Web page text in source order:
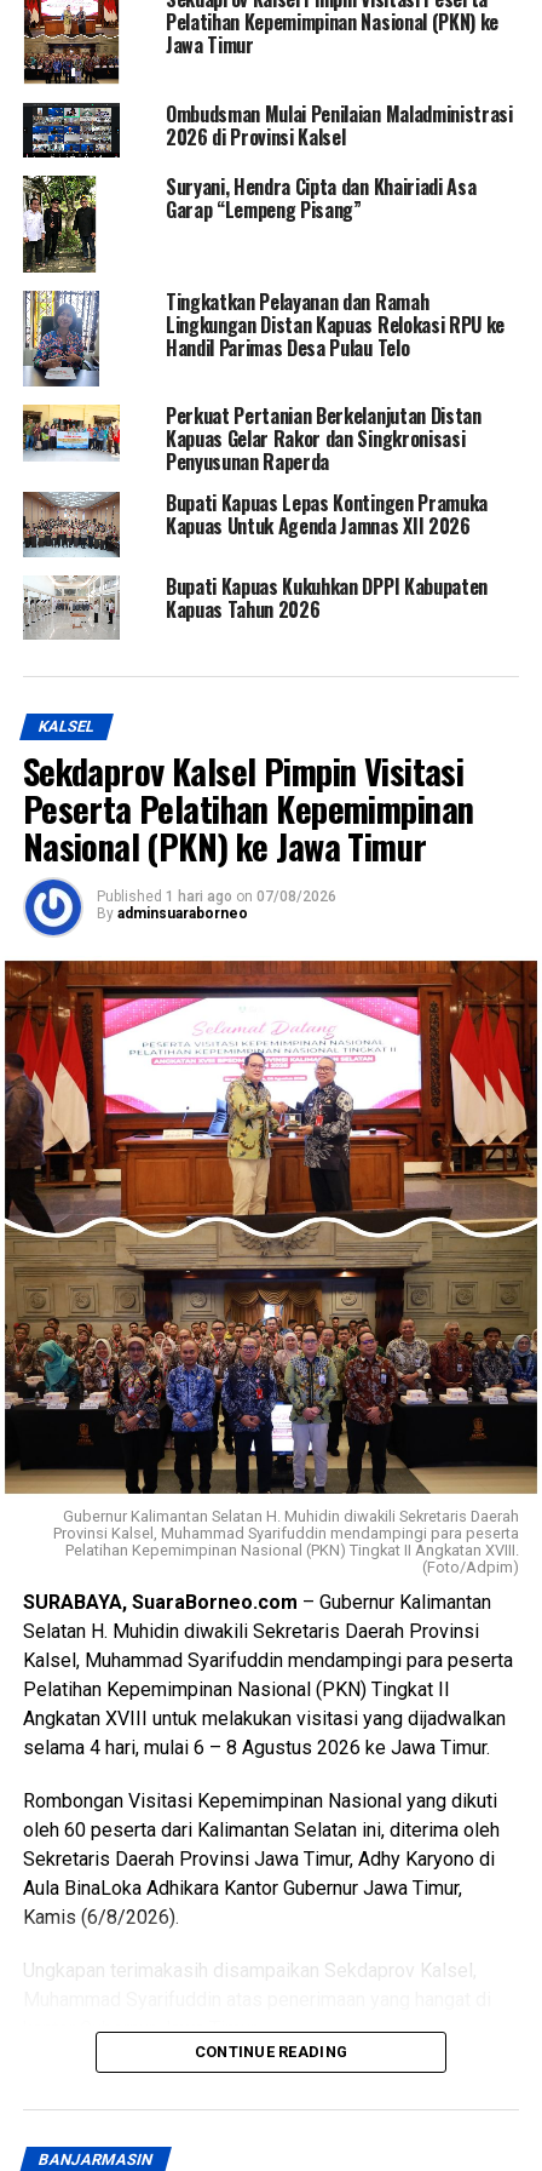
Pelatihan Kepemimpinan Nasional (PKN) ke
Jawa Timur
Ombudsman Mulai Penilaian Maladministrasi
2026 di Provinsi Kalsel
Suryani, Hendra Cipta dan Khairiadi Asa
Garap “Lempeng Pisang”
Tingkatkan Pelayanan dan Ramah
Lingkungan Distan Kapuas Relokasi RPU ke
Handil Parimas Desa Pulau Telo
Perkuat Pertanian Berkelanjutan Distan
Kapuas Gelar Rakor dan Singkronisasi
Penyusunan Raperda
Bupati Kapuas Lepas Kontingen Pramuka
Kapuas Untuk Agenda Jamnas XII 2026
Bupati Kapuas Kukuhkan DPPI Kabupaten
Kapuas Tahun 2026
KALSEL
Sekdaprov Kalsel Pimpin Visitasi
Peserta Pelatihan Kepemimpinan
Nasional (PKN) ke Jawa Timur
Published 1 hari ago on 07/08/2026
By adminsuaraborneo
Gubernur Kalimantan Selatan H. Muhidin diwakili Sekretaris Daerah
Provinsi Kalsel, Muhammad Syarifuddin mendampingi para peserta
Pelatihan Kepemimpinan Nasional (PKN) Tingkat II Angkatan XVIII.
(Foto/Adpim)
SURABAYA, SuaraBorneo.com – Gubernur Kalimantan
Selatan H. Muhidin diwakili Sekretaris Daerah Provinsi
Kalsel, Muhammad Syarifuddin mendampingi para peserta
Pelatihan Kepemimpinan Nasional (PKN) Tingkat II
Angkatan XVIII untuk melakukan visitasi yang dijadwalkan
selama 4 hari, mulai 6 – 8 Agustus 2026 ke Jawa Timur.
Rombongan Visitasi Kepemimpinan Nasional yang dikuti
oleh 60 peserta dari Kalimantan Selatan ini, diterima oleh
Sekretaris Daerah Provinsi Jawa Timur, Adhy Karyono di
Aula BinaLoka Adhikara Kantor Gubernur Jawa Timur,
Kamis (6/8/2026).
Ungkapan terimakasih disampaikan Sekdaprov Kalsel,
kantor Gubernur Jawa Timur.
Pangan, Badan Penanggulangan Bencana Daerah, Dinas
CONTINUE READING
BANJARMASIN